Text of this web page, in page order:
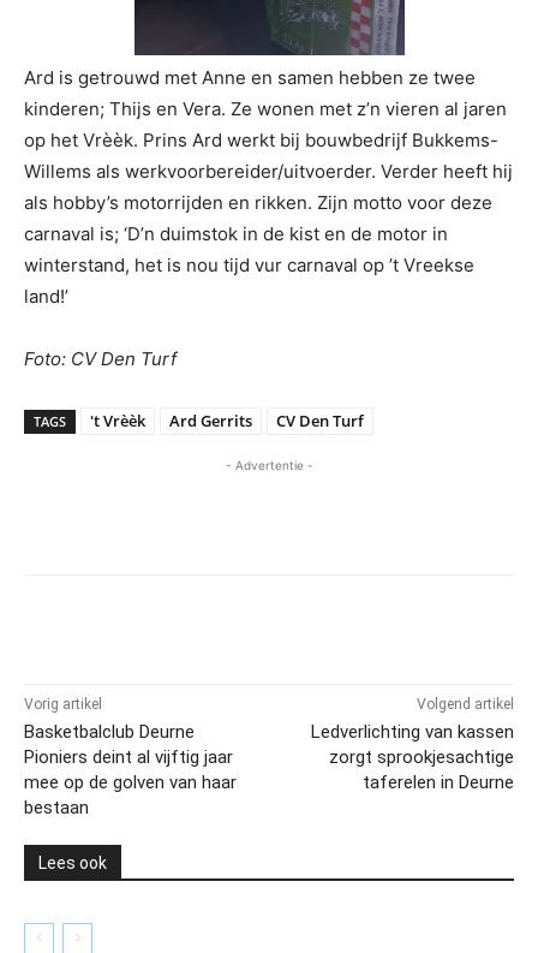
Ard is getrouwd met Anne en samen hebben ze twee
kinderen; Thijs en Vera. Ze wonen met z’n vieren al jaren
op het Vrèèk. Prins Ard werkt bij bouwbedrijf Bukkems-
Willems als werkvoorbereider/uitvoerder. Verder heeft hij
als hobby’s motorrijden en rikken. Zijn motto voor deze
carnaval is; ‘D’n duimstok in de kist en de motor in
winterstand, het is nou tijd vur carnaval op ’t Vreekse
land!’
Foto: CV Den Turf
TAGS 't Vrèèk Ard Gerrits CV Den Turf
- Advertentie -
Vorig artikel
Basketbalclub Deurne
Pioniers deint al vijftig jaar
mee op de golven van haar
bestaan
Volgend artikel
Ledverlichting van kassen
zorgt sprookjesachtige
taferelen in Deurne
Lees ook